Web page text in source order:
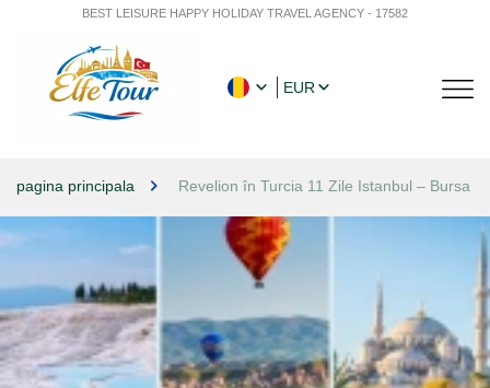
BEST LEISURE HAPPY HOLIDAY TRAVEL AGENCY - 17582
EUR
pagina principala Revelion în Turcia 11 Zile Istanbul – Bursa